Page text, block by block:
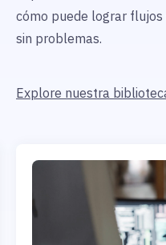
cómo puede lograr flujos
sin problemas.
Explore nuestra